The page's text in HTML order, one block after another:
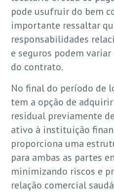
pode usufruir do bem
importante ressaltar
responsabilidades
e seguros podem
do contrato.
No final do período de
tem a opção de
residual previamente
ativo à instituição
proporciona uma
para ambas as partes
minimizando riscos e
relação comercial